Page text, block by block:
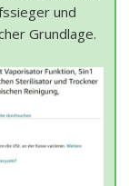
und
Grundlage.